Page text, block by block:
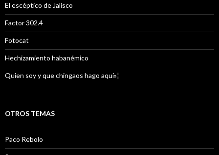
El escéptico de Jalisco
Factor 302.4
Fotocat
Hechizamiento habanémico
Quien soy y que chingaos hago aquí»¦
OTROS TEMAS
Paco Rebolo